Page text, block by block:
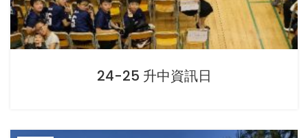
24-25 升中資訊日